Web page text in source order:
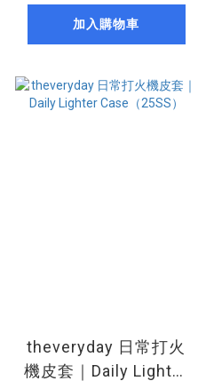
加入購物車
theveryday 日常打火
機皮套｜Daily Lighter